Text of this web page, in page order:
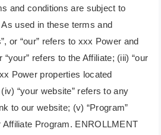
and conditions are subject to
used in these terms and
or “our” refers to xxx Power and
“your” refers to the Affiliate; (iii) “our
Power properties located
(iv) “your website” refers to any
to our website; (v) “Program”
Program. ENROLLMENT